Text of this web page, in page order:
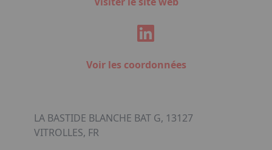
Voir les coordonnées
LA BASTIDE BLANCHE BAT G, 13127
VITROLLES, FR